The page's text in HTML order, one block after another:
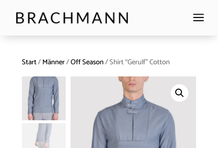
a
Start/Männer/Off Season/ Shirt “Gerulf” Cotton